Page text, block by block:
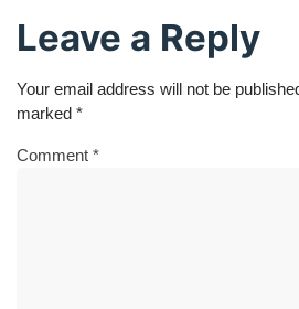
Leave a Reply
Your email address will not be
marked *
Comment *